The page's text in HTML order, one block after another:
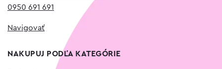
0950 691 691
Navigovať
NAKUPUJ PODĽA KATEGÓRIE